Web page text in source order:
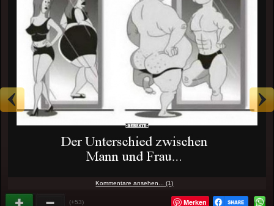
Kommentare ansehen... (1)
(+53) Merken